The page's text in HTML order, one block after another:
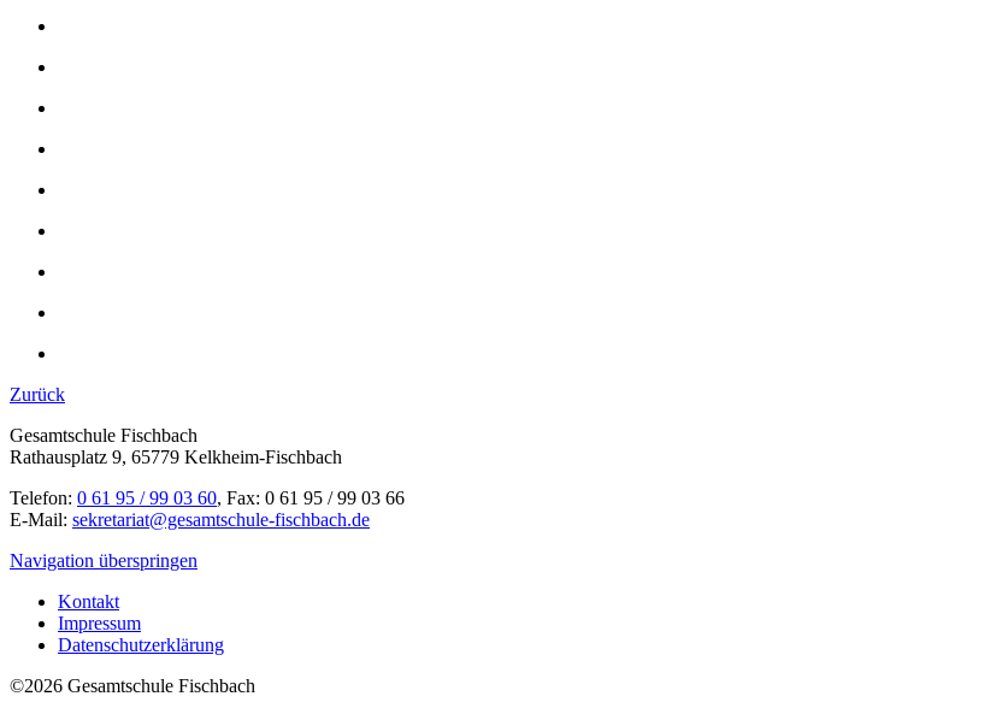
Zurück
Gesamtschule Fischbach
Rathausplatz 9, 65779 Kelkheim-Fischbach
Telefon: 0 61 95 / 99 03 60, Fax: 0 61 95 / 99 03 66
E-Mail: sekretariat@gesamtschule-fischbach.de
Navigation überspringen
Kontakt
Impressum
Datenschutzerklärung
©2026 Gesamtschule Fischbach